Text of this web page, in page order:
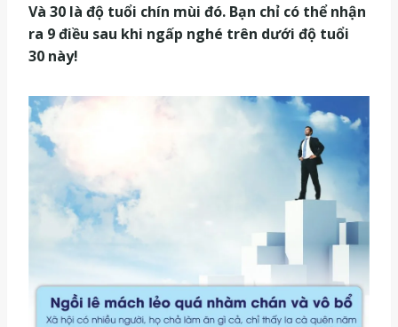
Và 30 là độ tuổi chín mùi đó. Bạn chỉ có thể nhận
ra 9 điều sau khi ngấp nghé trên dưới độ tuổi
30 này!